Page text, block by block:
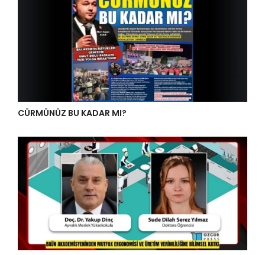
CÜRMÜNÜZ BU KADAR MI?